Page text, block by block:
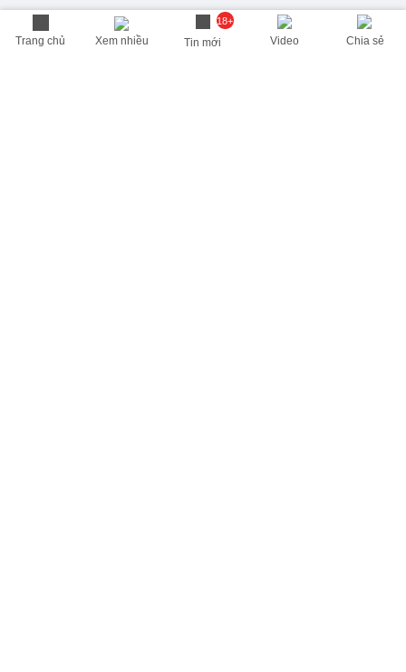
Trang chủ Xem nhiều
18+
Tin mới Video Chia sẻ